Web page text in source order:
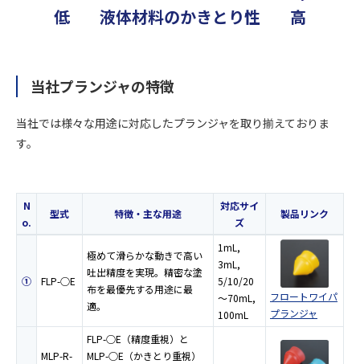
低 液体材料のかきとり性 高
当社プランジャの特徴
当社では様々な用途に対応したプランジャを取り揃えておりま
す。
N
o.
型式 特徴・主な用途
対応サイ
ズ
製品リンク
① FLP-○E
極めて滑らかな動きで高い
吐出精度を実現。精密な塗
布を最優先する用途に最
適。
1mL,
3mL,
5/10/20
～70mL,
100mL
フロートワイパ
プランジャ
MLP-R-
FLP-○E（精度重視）と
MLP-○E（かきとり重視）